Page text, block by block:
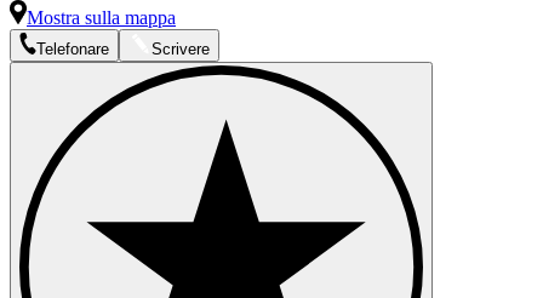
Mostra sulla mappa
Telefonare Scrivere